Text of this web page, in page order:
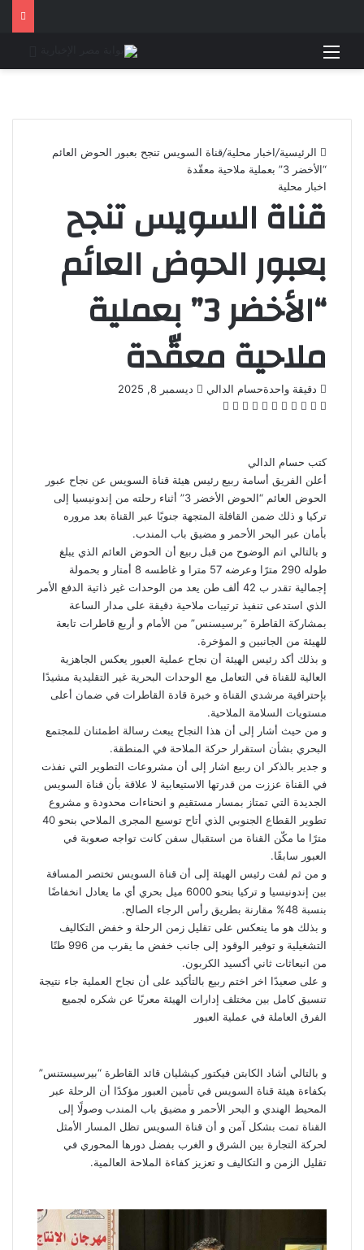
القائمة
الرئيسية/اخبار محلية/قناة السويس تنجح بعبور الحوض العائم
“الأخضر 3” بعملية ملاحية معقّدة
اخبار محلية
قناة السويس تنجح
بعبور الحوض العائم
“الأخضر 3” بعملية
ملاحية معقّدة
حسام الدالي
أرسل
ديسمبر 8, 2025
دقيقة واحدة
فيسبوك
‫X لينكدإنبينتيريست
‫Pocket
واتساب
تيلقرام
ڤايبر
كتب حسام الدالي
أعلن الفريق أسامة ربيع رئيس هيئة قناة السويس عن نجاح عبور
الحوض العائم “الحوض الأخضر 3” أثناء رحلته من إندونيسيا إلى
تركيا و ذلك ضمن القافلة المتجهة جنوبًا عبر القناة بعد مروره
بأمان عبر البحر الأحمر و مضيق باب المندب.
و بالتالي اتم الوضوح من قبل ربيع أن الحوض العائم الذي يبلغ
طوله 290 مترًا وعرضه 57 مترا و غاطسه 8 أمتار و بحمولة
إجمالية تقدر ب 42 ألف طن يعد من الوحدات غير ذاتية الدفع الأمر
الذي استدعى تنفيذ ترتيبات ملاحية دقيقة على مدار الساعة
بمشاركة القاطرة “برسيسنس” من الأمام و أربع قاطرات تابعة
للهيئة من الجانبين و المؤخرة.
و بذلك أكد رئيس الهيئة أن نجاح عملية العبور يعكس الجاهزية
العالية للقناة في التعامل مع الوحدات البحرية غير التقليدية مشيدًا
بإحترافية مرشدي القناة و خبرة قادة القاطرات في ضمان أعلى
مستويات السلامة الملاحية.
و من حيث أشار إلى أن هذا النجاح يبعث رسالة اطمئنان للمجتمع
البحري بشأن استقرار حركة الملاحة في المنطقة.
و جدير بالذكر ان ربيع اشار إلى أن مشروعات التطوير التي نفذت
في القناة عززت من قدرتها الاستيعابية لا علاقة بأن قناة السويس
الجديدة التي تمتاز بمسار مستقيم و انحناءات محدودة و مشروع
تطوير القطاع الجنوبي الذي أتاح توسيع المجرى الملاحي بنحو 40
مترًا ما مكّن القناة من استقبال سفن كانت تواجه صعوبة في
العبور سابقًا.
و من ثم لفت رئيس الهيئة إلى أن قناة السويس تختصر المسافة
بين إندونيسيا و تركيا بنحو 6000 ميل بحري أي ما يعادل انخفاضًا
بنسبة 48% مقارنة بطريق رأس الرجاء الصالح.
و بذلك هو ما ينعكس على تقليل زمن الرحلة و خفض التكاليف
التشغيلية و توفير الوقود إلى جانب خفض ما يقرب من 996 طنًا
من انبعاثات ثاني أكسيد الكربون.
و على صعيدًا اخر اختم ربيع بالتأكيد على أن نجاح العملية جاء نتيجة
تنسيق كامل بين مختلف إدارات الهيئة معربًا عن شكره لجميع
الفرق العاملة في عملية العبور
و بالتالي أشاد الكابتن فيكتور كيشليان قائد القاطرة “بيرسيستنس”
بكفاءة هيئة قناة السويس في تأمين العبور مؤكدًا أن الرحلة عبر
المحيط الهندي و البحر الأحمر و مضيق باب المندب وصولًا إلى
القناة تمت بشكل آمن و أن قناة السويس تظل المسار الأمثل
لحركة التجارة بين الشرق و الغرب بفضل دورها المحوري في
تقليل الزمن و التكاليف و تعزيز كفاءة الملاحة العالمية.